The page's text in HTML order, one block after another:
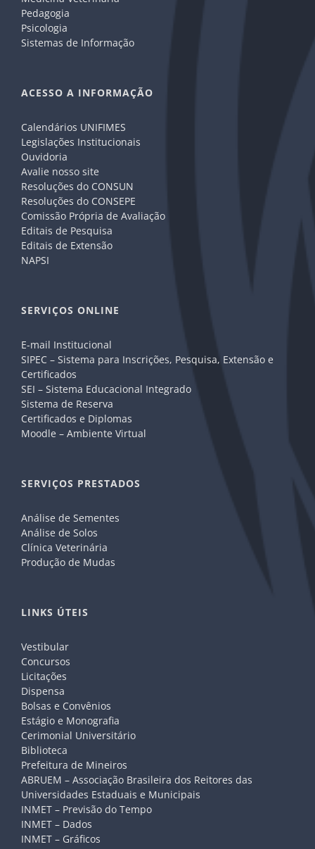
Pedagogia
Psicologia
Sistemas de Informação
ACESSO A INFORMAÇÃO
Calendários UNIFIMES
Legislações Institucionais
Ouvidoria
Avalie nosso site
Resoluções do CONSUN
Resoluções do CONSEPE
Comissão Própria de Avaliação
Editais de Pesquisa
Editais de Extensão
NAPSI
SERVIÇOS ONLINE
E-mail Institucional
SIPEC – Sistema para Inscrições, Pesquisa, Extensão e
Certificados
SEI – Sistema Educacional Integrado
Sistema de Reserva
Certificados e Diplomas
Moodle – Ambiente Virtual
SERVIÇOS PRESTADOS
Análise de Sementes
Análise de Solos
Clínica Veterinária
Produção de Mudas
LINKS ÚTEIS
Vestibular
Concursos
Licitações
Dispensa
Bolsas e Convênios
Estágio e Monografia
Cerimonial Universitário
Biblioteca
Prefeitura de Mineiros
ABRUEM – Associação Brasileira dos Reitores das
Universidades Estaduais e Municipais
INMET – Previsão do Tempo
INMET – Dados
INMET – Gráficos